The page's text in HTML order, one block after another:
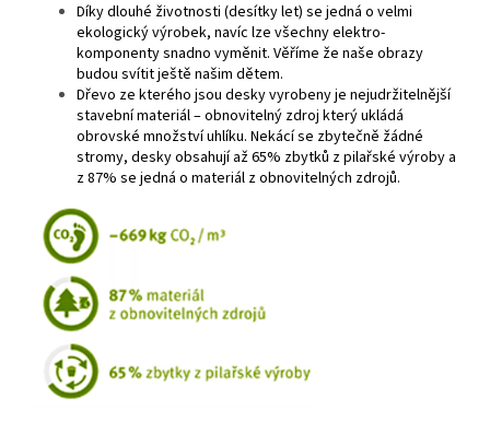
Díky dlouhé životnosti (desítky let) se jedná o velmi
ekologický výrobek, navíc lze všechny elektro-
komponenty snadno vyměnit. Věříme že naše obrazy
budou svítit ještě našim dětem.
Dřevo ze kterého jsou desky vyrobeny je nejudržitelnější
stavební materiál – obnovitelný zdroj který ukládá
obrovské množství uhlíku. Nekácí se zbytečně žádné
stromy, desky obsahují až 65% zbytků z pilařské výroby a
z 87% se jedná o materiál z obnovitelných zdrojů.